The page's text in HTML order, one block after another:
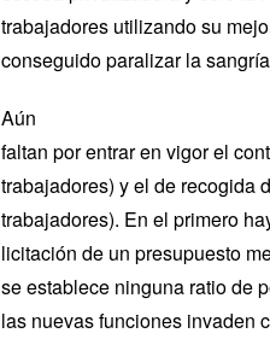
trabajadores utilizando su
conseguido paralizar la
Aún
faltan por entrar en vigor el
trabajadores) y el de recogida
trabajadores). En el primero
licitación de un presupuesto
se establece ninguna ratio de
las nuevas funciones invaden